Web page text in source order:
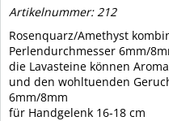
Artikelnummer: 212
Rosenquarz/Amethyst
Perlendurchmesser 6mm/
die Lavasteine können
und den wohltuenden
6mm/8mm
für Handgelenk 16-18 cm